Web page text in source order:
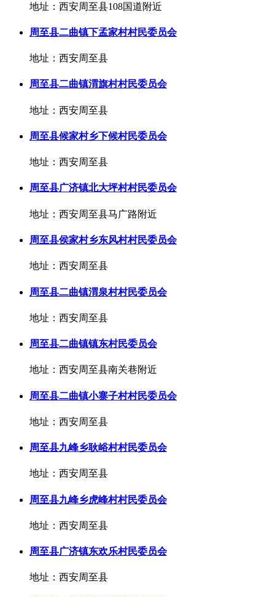
地址：西安周至县108国道附近
周至县二曲镇下孟家村村民委员会
地址：西安周至县
周至县二曲镇渭旗村村民委员会
地址：西安周至县
周至县候家村乡下候村民委员会
地址：西安周至县
周至县广济镇北大坪村村民委员会
地址：西安周至县马广路附近
周至县侯家村乡东风村村民委员会
地址：西安周至县
周至县二曲镇渭泉村村民委员会
地址：西安周至县
周至县二曲镇镇东村民委员会
地址：西安周至县南关巷附近
周至县二曲镇小寨子村村民委员会
地址：西安周至县
周至县九峰乡耿峪村村民委员会
地址：西安周至县
周至县九峰乡虎峰村村民委员会
地址：西安周至县
周至县广济镇东欢乐村民委员会
地址：西安周至县